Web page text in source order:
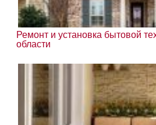
Ремонт и установка бытовой
области